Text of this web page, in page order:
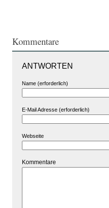
Kommentare
ANTWORTEN
Name (erforderlich)
E-Mail Adresse (erforderlich)
Webseite
Kommentare